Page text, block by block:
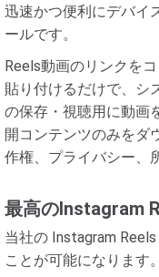
迅速かつ便利にデバイ
ールです。
Reels動画のリンクを
貼り付けるだけで、シ
の保存・視聴用に動画
開コンテンツのみをダ
作権、プライバシー、
最高のInstagram
当社の Instagram
ことが可能になります。